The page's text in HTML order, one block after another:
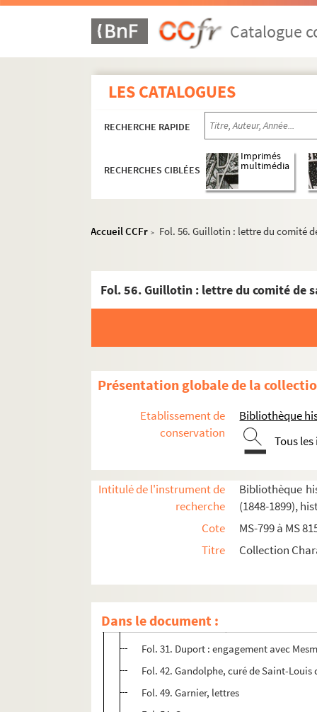
Catalogue
LES CATALOGUES
RECHERCHE RAPIDE
RECHERCHES CIBLÉES
Imprimés
multimédia
Accueil CCFr > Fol. 56. Guillotin : lettre du comité
Présentation globale de la
Etablissement de
conservation
Bibliothèque
Tous
Intitulé de l'instrument de
recherche
Bibliothèque
(1848-1899),
Cote
MS-799 à MS
Titre
Collection
Dans le document :
2-MS-799. Commune et département de Paris
2-MS-803. Section du Luxembourg
2-MS-804. Sections de Paris (fin)
2-MS-807. Événements (
). Divers
2-MS-809. Divers
2-MS-810. Personnages de l'époque
2-MS-812. Vignettes. Députés de Paris à
2-MS-813. Députés de Paris à la Constituante (
Députés de Paris à la Constituante
Fol. 6. Démeunier : lettres et pièces,
Fol. 23. Dionis du Séjour
Fol. 25. Dumouchel, déclaration de
Fol. 31. Duport : engagement avec
Fol. 42. Gandolphe, curé de Saint-Louis
Fol. 49. Garnier, lettres